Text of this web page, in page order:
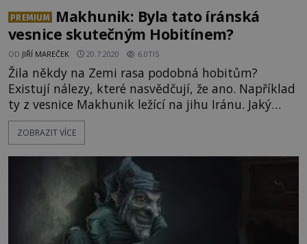
PREMIUM
Makhunik: Byla tato íránská
vesnice skutečným Hobitínem?
OD JIŘÍ MAREČEK 20.7.2020 6.0TIS
Žila někdy na Zemi rasa podobná hobitům?
Existují nálezy, které nasvědčují, že ano. Například
ty z vesnice Makhunik ležící na jihu Iránu. Jaký
druh pidilidí zde v minulosti našel své útočiště a
proč najednou záhadně zmizeli? Iránská pouštní
hranic země, zdejší miniaturní stavby vyvoláva
ZOBRAZIT VÍCE